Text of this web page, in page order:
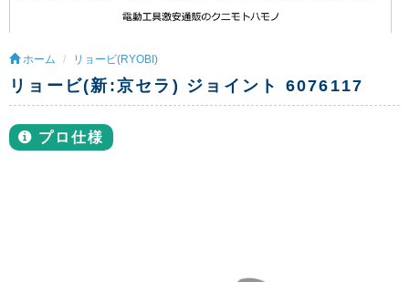
ホーム リョービ(RYOBI)
リョービ(新:京セラ) ジョイント 6076117
プロ仕様